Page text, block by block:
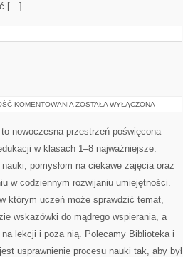
[…]
KOMENTOWANIA PLASTYKA
ZOSTAŁA WYŁĄCZONA
nowoczesna przestrzeń poświęcona
w klasach 1–8 najważniejsze:
pomysłom na ciekawe zajęcia oraz
w codziennym rozwijaniu umiejętności.
którym uczeń może sprawdzić temat,
wskazówki do mądrego wspierania, a
lekcji i poza nią. Polecamy Biblioteka i
usprawnienie procesu nauki tak, aby był